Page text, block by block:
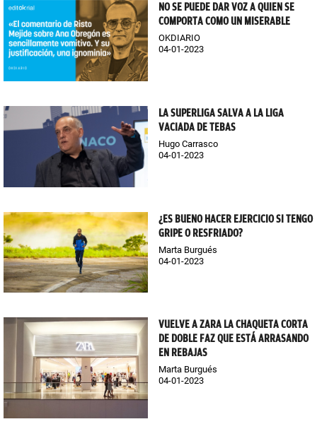
NO SE PUEDE DAR VOZ A QUIEN SE
COMPORTA COMO UN MISERABLE
OKDIARIO
04-01-2023
LA SUPERLIGA SALVA A LA LIGA
VACIADA DE TEBAS
Hugo Carrasco
04-01-2023
¿ES BUENO HACER EJERCICIO SI TENGO
GRIPE O RESFRIADO?
Marta Burgués
04-01-2023
VUELVE A ZARA LA CHAQUETA CORTA
DE DOBLE FAZ QUE ESTÁ ARRASANDO
EN REBAJAS
Marta Burgués
04-01-2023